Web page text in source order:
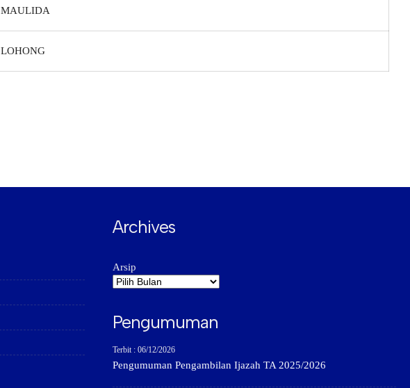
MAULIDA
LOHONG
Archives
Arsip
Pengumuman
Terbit : 06/12/2026
Pengumuman Pengambilan Ijazah TA 2025/2026